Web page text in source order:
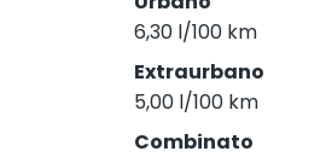
6,30 l/100 km
Extraurbano
5,00 l/100 km
Combinato